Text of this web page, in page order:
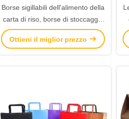
Borse sigillabili dell'alimento della
carta di riso, borse di stoccaggio
dell'alimento di vuoto con il
pannello della finestra
Ottieni il miglior prezzo